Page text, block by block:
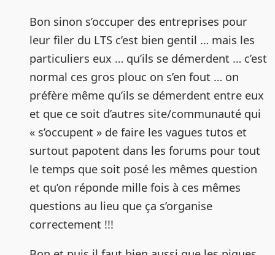
Bon sinon s’occuper des entreprises pour
leur filer du LTS c’est bien gentil … mais les
particuliers eux … qu’ils se démerdent … c’est
normal ces gros plouc on s’en fout … on
préfère même qu’ils se démerdent entre eux
et que ce soit d’autres site/communauté qui
« s’occupent » de faire les vagues tutos et
surtout papotent dans les forums pour tout
le temps que soit posé les mêmes question
et qu’on réponde mille fois à ces mêmes
questions au lieu que ça s’organise
correctement !!!